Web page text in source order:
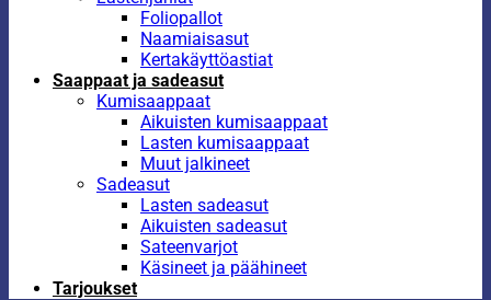
Foliopallot
Naamiaisasut
Kertakäyttöastiat
Saappaat ja sadeasut
Kumisaappaat
Aikuisten kumisaappaat
Lasten kumisaappaat
Muut jalkineet
Sadeasut
Lasten sadeasut
Aikuisten sadeasut
Sateenvarjot
Käsineet ja päähineet
Tarjoukset